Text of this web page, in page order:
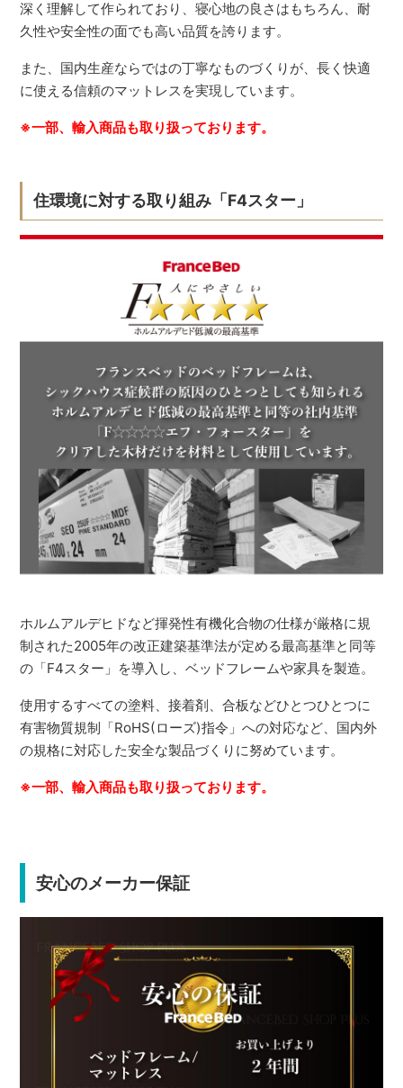
深く理解して作られており、寝心地の良さはもちろん、耐
久性や安全性の面でも高い品質を誇ります。
また、国内生産ならではの丁寧なものづくりが、長く快適
に使える信頼のマットレスを実現しています。
※一部、輸入商品も取り扱っております。
住環境に対する取り組み「F4スター」
ホルムアルデヒドなど揮発性有機化合物の仕様が厳格に規
制された2005年の改正建築基準法が定める最高基準と同等
の「F4スター」を導入し、ベッドフレームや家具を製造。
使用するすべての塗料、接着剤、合板などひとつひとつに
有害物質規制「RoHS(ローズ)指令」への対応など、国内外
の規格に対応した安全な製品づくりに努めています。
※一部、輸入商品も取り扱っております。
安心のメーカー保証